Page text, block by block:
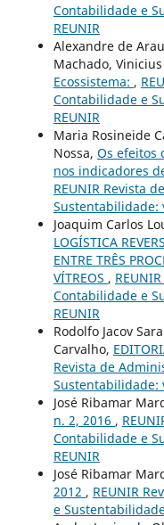
Contabilidade e
REUNIR
Alexandre de
Machado,
Ecossistema: ,
Contabilidade e
REUNIR
Maria Rosineide
Nossa, Os efeitos
nos indicadores
REUNIR Revista
Sustentabilidade:
Joaquim Carlos
LOGÍSTICA
ENTRE TRÊS
VÍTREOS ,
Contabilidade e
REUNIR
Rodolfo Jacov
Carvalho,
Revista de
Sustentabilidade:
José Ribamar
n. 2, 2016 ,
Contabilidade e
REUNIR
José Ribamar
2012 , REUNIR
e